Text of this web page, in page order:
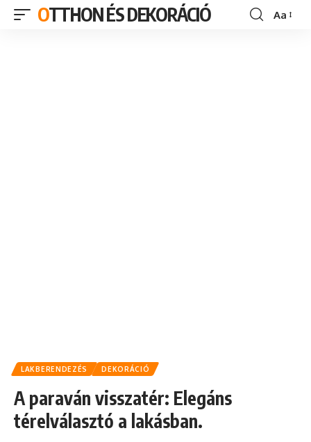
OTTHON ÉS DEKORÁCIÓ
Font
Aa
LAKBERENDEZÉS DEKORÁCIÓ
A paraván visszatér: Elegáns
térelválasztó a lakásban.